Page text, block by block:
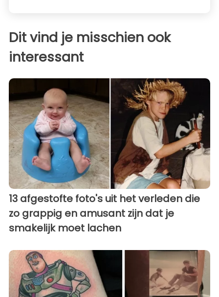
Dit vind je misschien ook
interessant
13 afgestofte foto's uit het verleden die
zo grappig en amusant zijn dat je
smakelijk moet lachen